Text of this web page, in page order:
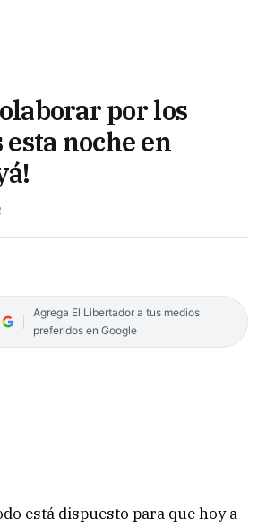
por los
noche en
Agrega El Libertador a tus medios
preferidos en Google
está dispuesto para que hoy a